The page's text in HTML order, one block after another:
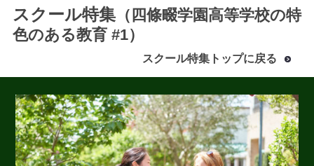
スクール特集（四條畷学園高等学校の特
色のある教育 #1）
スクール特集トップに戻る